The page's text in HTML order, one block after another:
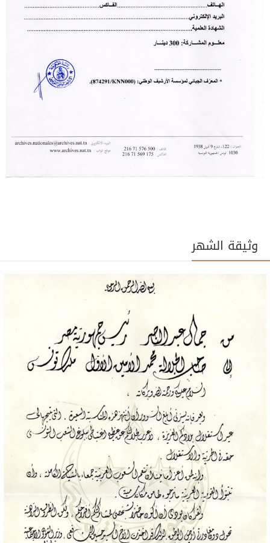
وثيقة الشهر